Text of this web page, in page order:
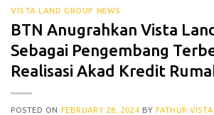
VISTA LAND GROUP NEWS
BTN Anugrahkan Vista
Sebagai Pengembang
Realisasi Akad Kredit
POSTED ON FEBRUARY 28, 2024 BYFATHUR